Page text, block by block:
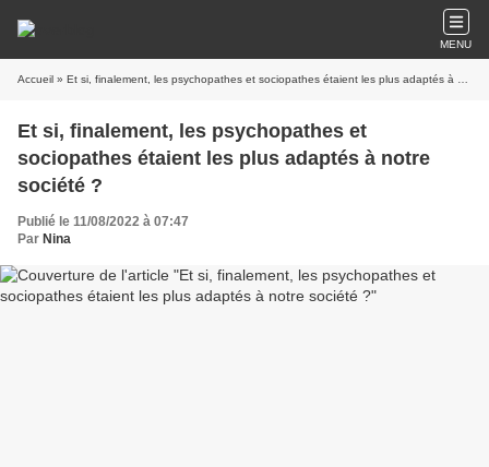
MENU
Accueil » Et si, finalement, les psychopathes et sociopathes étaient les plus adaptés à notre société ?
Et si, finalement, les psychopathes et
sociopathes étaient les plus adaptés à notre
société ?
Publié le 11/08/2022 à 07:47
Par Nina